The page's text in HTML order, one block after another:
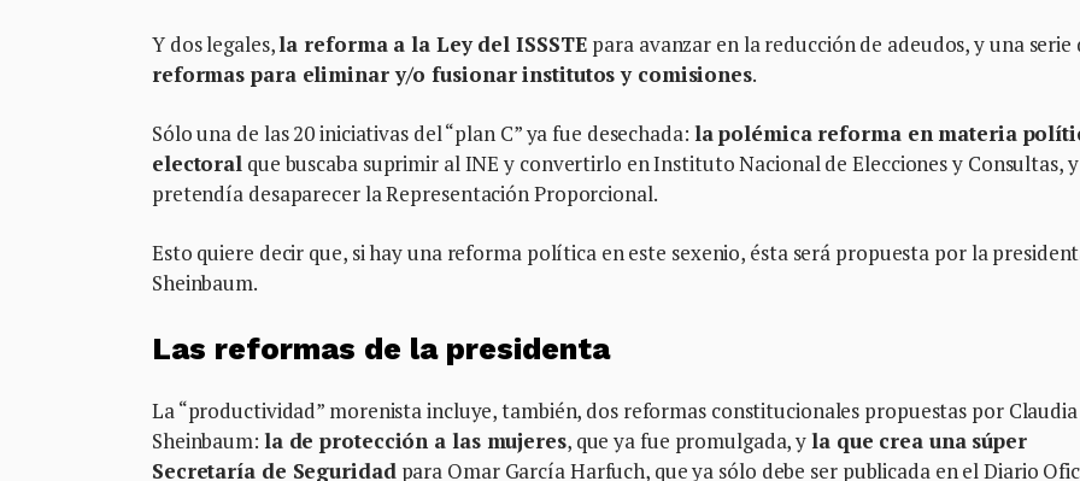
Y dos legales,la reforma a la Ley del ISSSTE para avanzar en la reducción de adeudos, y una serie
reformas para eliminar y/o fusionar institutos y comisiones.
Sólo una de las 20 iniciativas del “plan C” ya fue desechada: la polémica reforma en materia
electoral que buscaba suprimir al INE y convertirlo en Instituto Nacional de Elecciones y Consultas,
pretendía desaparecer la Representación Proporcional.
Esto quiere decir que, si hay una reforma política en este sexenio, ésta será propuesta por la
Sheinbaum.
Las reformas de la presidenta
La “productividad” morenista incluye, también, dos reformas constitucionales propuestas por Claudia
Sheinbaum: la de protección a las mujeres, que ya fue promulgada, yla que crea una súper
Secretaría de Seguridad para Omar García Harfuch, que ya sólo debe ser publicada en el Diario